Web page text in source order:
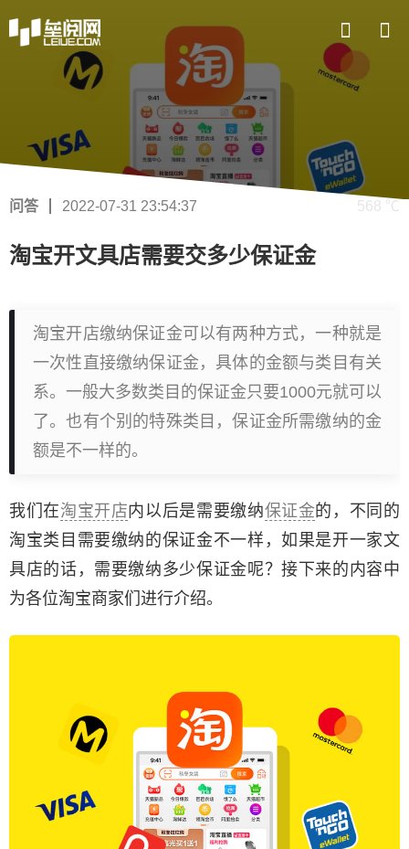
问答 2022-07-31 23:54:37 568 ℃
淘宝开文具店需要交多少保证金
淘宝开店缴纳保证金可以有两种方式，一种就是
一次性直接缴纳保证金，具体的金额与类目有关
系。一般大多数类目的保证金只要1000元就可以
了。也有个别的特殊类目，保证金所需缴纳的金
额是不一样的。
我们在淘宝开店内以后是需要缴纳保证金的，不同的
淘宝类目需要缴纳的保证金不一样，如果是开一家文
具店的话，需要缴纳多少保证金呢？接下来的内容中
为各位淘宝商家们进行介绍。